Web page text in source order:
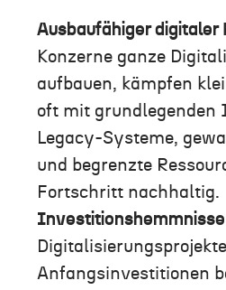
Ausbaufähiger digitaler
Konzerne ganze
aufbauen, kämpfen
oft mit grundlegenden
Legacy-Systeme,
und begrenzte
Fortschritt nachhaltig.
Investitionshemmnisse
Anfangsinvestitionen